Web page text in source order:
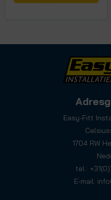
Easy-Fitt
1704 RW
tel.:
E-mail: